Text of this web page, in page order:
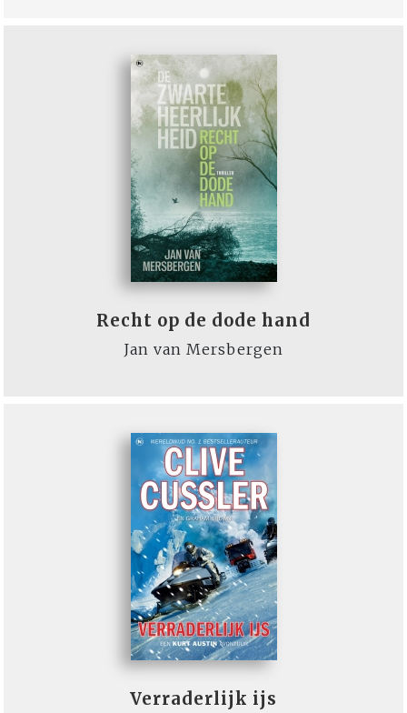
Recht op de dode hand
Jan van Mersbergen
Verraderlijk ijs